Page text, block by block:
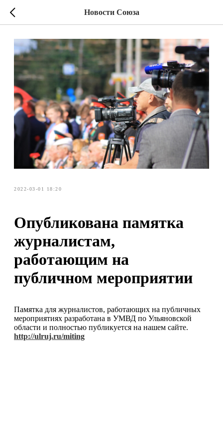
Новости Союза
2022-03-01 18:20
Опубликована памятка
журналистам,
работающим на
публичном мероприятии
Памятка для журналистов, работающих на публичных
мероприятиях разработана в УМВД по Ульяновской
области и полностью публикуется на нашем сайте.
http://ulruj.ru/miting